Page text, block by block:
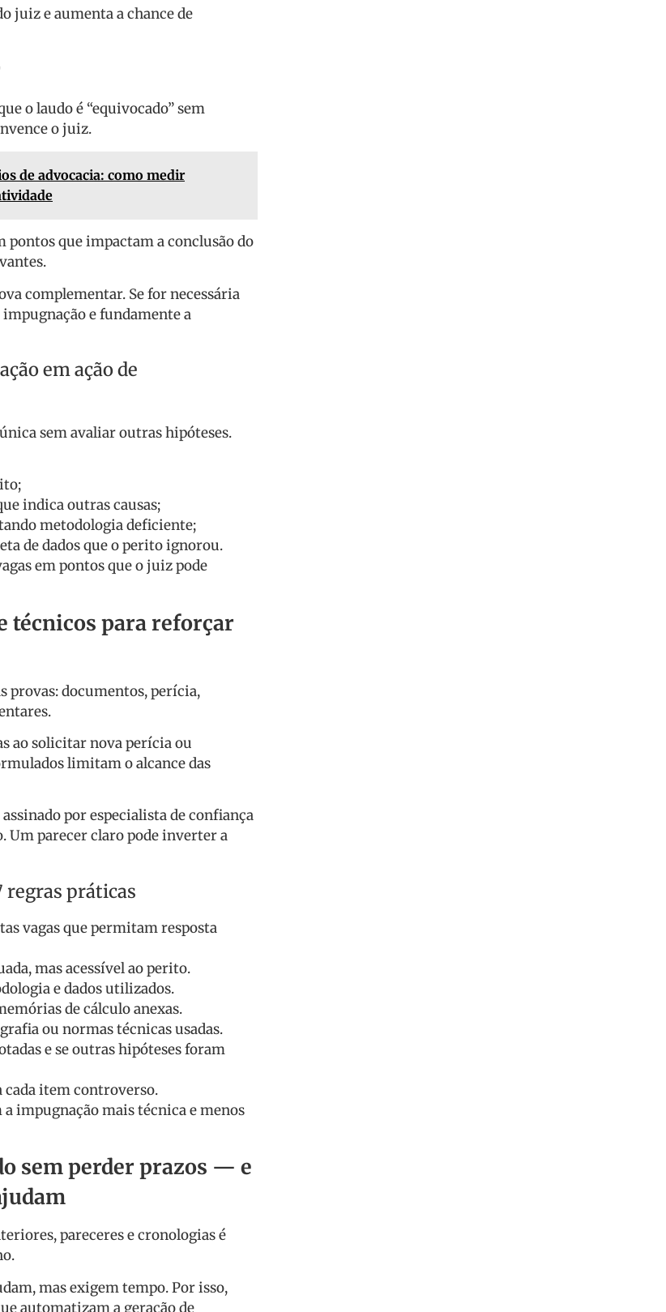
juiz e aumenta a chance de
o laudo é “equivocado” sem
o juiz.
de advocacia: como medir
pontos que impactam a conclusão do
complementar. Se for necessária
e fundamente a
em ação de
sem avaliar outras hipóteses.
indica outras causas;
metodologia deficiente;
de dados que o perito ignorou.
em pontos que o juiz pode
técnicos para reforçar
provas: documentos, perícia,
ao solicitar nova perícia ou
limitam o alcance das
por especialista de confiança
Um parecer claro pode inverter a
regras práticas
vagas que permitam resposta
mas acessível ao perito.
e dados utilizados.
de cálculo anexas.
ou normas técnicas usadas.
e se outras hipóteses foram
cada item controverso.
impugnação mais técnica e menos
sem perder prazos — e
pareceres e cronologias é
mas exigem tempo. Por isso,
automatizam a geração de